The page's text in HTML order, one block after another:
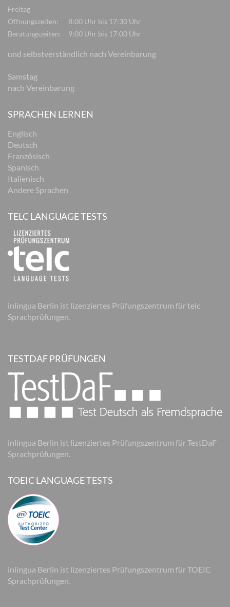
Freitag
Öffnungszeiten:
8:00 Uhr bis 17:30 Uhr
Beratungszeiten:
9:00 Uhr bis 17:00 Uhr
und selbstverständlich nach Vereinbarung
Samstag
nach Vereinbarung
SPRACHEN LERNEN
Englisch
Deutsch
Französisch
Spanisch
Italienisch
Andere Sprachen
TELC LANGUAGE TESTS
inlingua Berlin ist lizenziertes Prüfungszentrum für telc
Sprachprüfungen.
TESTDAF PRÜFUNGEN
inlingua Berlin ist lizenziertes Prüfungszentrum für TestDaF
Sprachprüfungen.
TOEIC LANGUAGE TESTS
inlingua Berlin ist lizenziertes Prüfungszentrum für TOEIC
Sprachprüfungen.